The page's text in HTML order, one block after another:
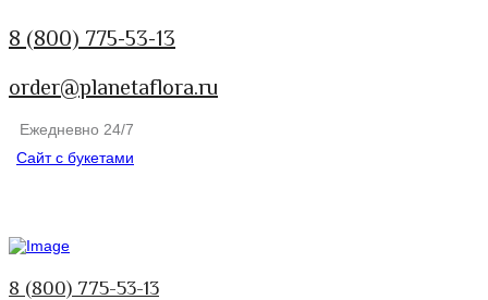
8 (800) 775-53-13
order@planetaflora.ru
Ежедневно 24/7
Сайт с букетами
8 (800) 775-53-13